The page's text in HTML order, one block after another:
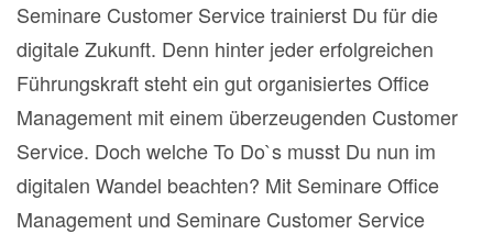
Seminare Customer Service trainierst Du für die
digitale Zukunft. Denn hinter jeder erfolgreichen
Führungskraft steht ein gut organisiertes Office
Management mit einem überzeugenden Customer
Service. Doch welche To Do`s musst Du nun im
digitalen Wandel beachten? Mit Seminare Office
Management und Seminare Customer Service